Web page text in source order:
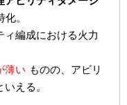
。
ィ編成における火力
薄い ものの、アビリ
える。